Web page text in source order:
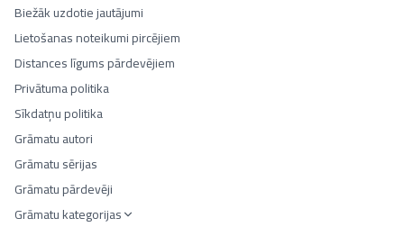
Biežāk uzdotie jautājumi
Lietošanas noteikumi pircējiem
Distances līgums pārdevējiem
Privātuma politika
Sīkdatņu politika
Grāmatu autori
Grāmatu sērijas
Grāmatu pārdevēji
Grāmatu kategorijas